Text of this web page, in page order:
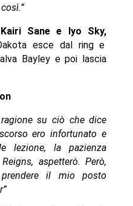
Sane e Iyo Sky,
esce dal ring e
Bayley e poi lascia
su ciò che dice
ero infortunato e
lezione, la pazienza
aspetterò. Però,
il mio posto